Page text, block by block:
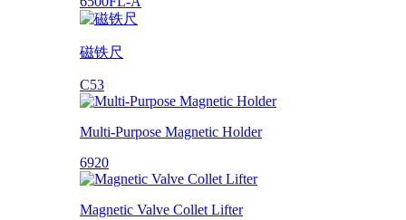
磁铁尺
C53
Multi-Purpose Magnetic Holder
6920
Magnetic Valve Collet Lifter